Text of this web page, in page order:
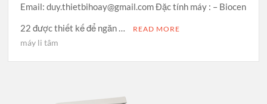
Email: duy.thietbihoay@gmail.com Đặc tính máy : – Biocen
22 được thiết kế để ngăn …
READ MORE
máy li tâm